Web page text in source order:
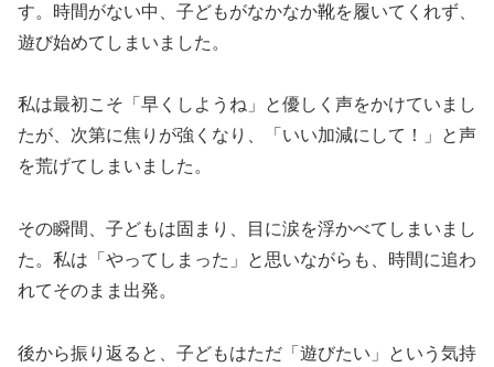
す。時間がない中、子どもがなかなか靴を履いてくれず、
遊び始めてしまいました。
私は最初こそ「早くしようね」と優しく声をかけていまし
たが、次第に焦りが強くなり、「いい加減にして！」と声
を荒げてしまいました。
その瞬間、子どもは固まり、目に涙を浮かべてしまいまし
た。私は「やってしまった」と思いながらも、時間に追わ
れてそのまま出発。
後から振り返ると、子どもはただ「遊びたい」という気持